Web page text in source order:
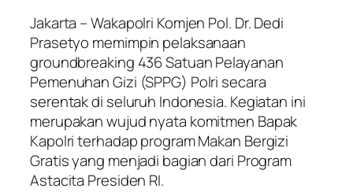
Jakarta – Wakapolri Komjen Pol. Dr. Dedi
Prasetyo memimpin pelaksanaan
groundbreaking 436 Satuan Pelayanan
Pemenuhan Gizi (SPPG) Polri secara
serentak di seluruh Indonesia. Kegiatan ini
merupakan wujud nyata komitmen Bapak
Kapolri terhadap program Makan Bergizi
Gratis yang menjadi bagian dari Program
Astacita Presiden RI.